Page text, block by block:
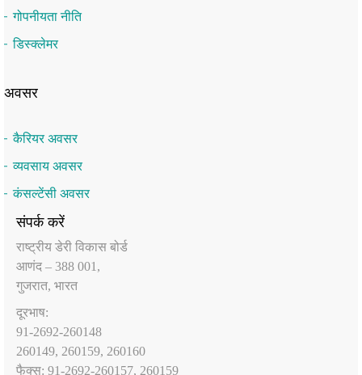
गोपनीयता नीति
डिस्क्लेमर
अवसर
कैरियर अवसर
व्यवसाय अवसर
कंसल्टेंसी अवसर
संपर्क करें
राष्‍ट्रीय डेरी विकास बोर्ड
आणंद – 388 001,
गुजरात, भारत
दूरभाष:
91-2692-260148
260149, 260159, 260160
फैक्‍स: 91-2692-260157, 260159